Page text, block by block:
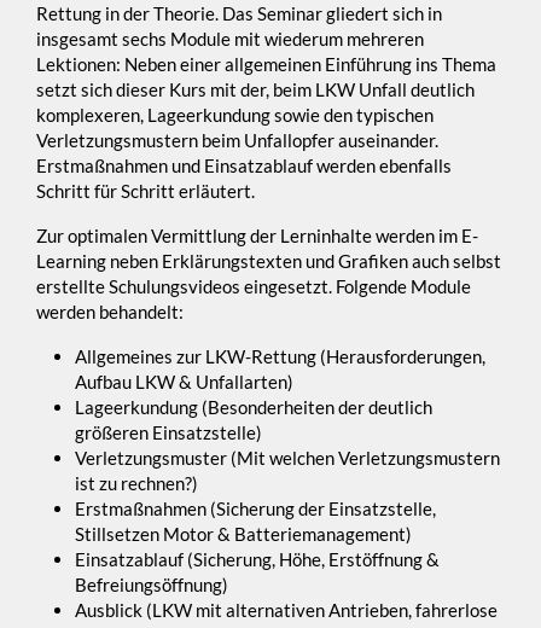
Rettung in der Theorie. Das Seminar gliedert sich in
insgesamt sechs Module mit wiederum mehreren
Lektionen: Neben einer allgemeinen Einführung ins Thema
setzt sich dieser Kurs mit der, beim LKW Unfall deutlich
komplexeren, Lageerkundung sowie den typischen
Verletzungsmustern beim Unfallopfer auseinander.
Erstmaßnahmen und Einsatzablauf werden ebenfalls
Schritt für Schritt erläutert.
Zur optimalen Vermittlung der Lerninhalte werden im E-
Learning neben Erklärungstexten und Grafiken auch selbst
erstellte Schulungsvideos eingesetzt. Folgende Module
werden behandelt:
Allgemeines zur LKW-Rettung (Herausforderungen,
Aufbau LKW & Unfallarten)
Lageerkundung (Besonderheiten der deutlich
größeren Einsatzstelle)
Verletzungsmuster (Mit welchen Verletzungsmustern
ist zu rechnen?)
Erstmaßnahmen (Sicherung der Einsatzstelle,
Stillsetzen Motor & Batteriemanagement)
Einsatzablauf (Sicherung, Höhe, Erstöffnung &
Befreiungsöffnung)
Ausblick (LKW mit alternativen Antrieben, fahrerlose